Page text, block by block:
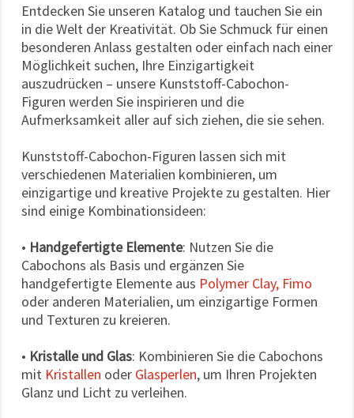
Entdecken Sie unseren Katalog und tauchen Sie ein
in die Welt der Kreativität. Ob Sie Schmuck für einen
besonderen Anlass gestalten oder einfach nach einer
Möglichkeit suchen, Ihre Einzigartigkeit
auszudrücken – unsere Kunststoff-Cabochon-
Figuren werden Sie inspirieren und die
Aufmerksamkeit aller auf sich ziehen, die sie sehen.
Kunststoff-Cabochon-Figuren lassen sich mit
verschiedenen Materialien kombinieren, um
einzigartige und kreative Projekte zu gestalten. Hier
sind einige Kombinationsideen:
• Handgefertigte Elemente: Nutzen Sie die
Cabochons als Basis und ergänzen Sie
handgefertigte Elemente aus Polymer Clay, Fimo
oder anderen Materialien, um einzigartige Formen
und Texturen zu kreieren.
• Kristalle und Glas: Kombinieren Sie die Cabochons
mit Kristallen oder Glasperlen, um Ihren Projekten
Glanz und Licht zu verleihen.